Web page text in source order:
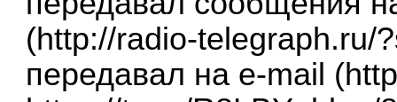
(http://radio-telegraph.ru/
передавал на e-mail (